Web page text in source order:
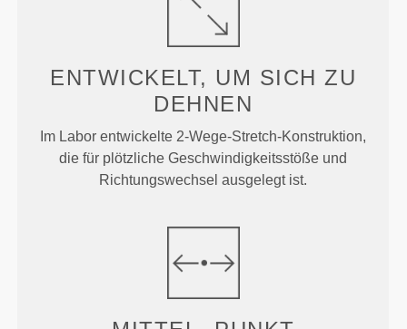
ENTWICKELT, UM SICH ZU
DEHNEN
Im Labor entwickelte 2-Wege-Stretch-Konstruktion,
die für plötzliche Geschwindigkeitsstöße und
Richtungswechsel ausgelegt ist.